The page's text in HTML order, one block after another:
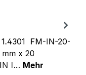
1.4301 FM-IN-20-
x 20
I… Mehr